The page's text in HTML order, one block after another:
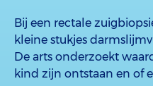
Bij een rectale
kleine stukjes
De arts onderzoekt
kind zijn ontstaan en of